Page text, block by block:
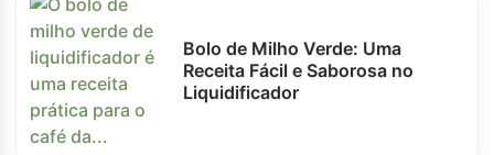
Bolo de Milho Verde: Uma
Receita Fácil e Saborosa no
Liquidificador